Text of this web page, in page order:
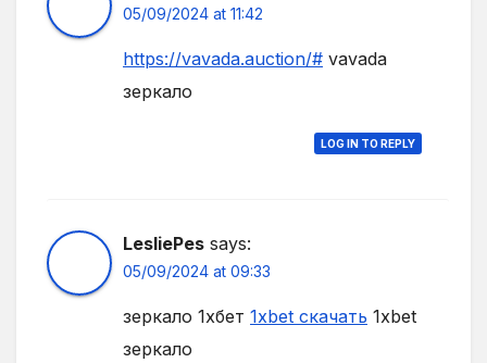
05/09/2024 at 11:42
https://vavada.auction/# vavada
зеркало
LOG IN TO REPLY
LesliePes says:
05/09/2024 at 09:33
зеркало 1хбет 1xbet скачать 1xbet
зеркало